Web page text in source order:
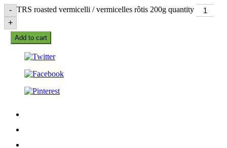
- TRS roasted vermicelli / vermicelles rôtis 200g quantity
+
Add to cart